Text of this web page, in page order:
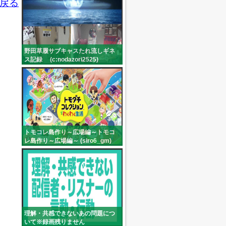
る
野田草履サブキャスたれ流しギネ
ス記録 (c:nodazori2525)
トモコレ島作り～広場編～トモコ
レ島作り～広場編～ (siro6_gm)
理解・共感できないあの問題につ
いて※録画残りません